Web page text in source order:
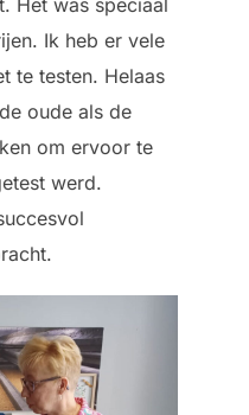
Ik heb er vele
te testen. Helaas
oude als de
om ervoor te
werd.